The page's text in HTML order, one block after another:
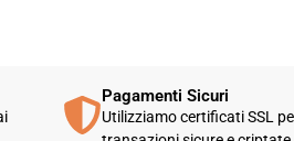
Pagamenti Sicuri
Utilizziamo certificati SSL